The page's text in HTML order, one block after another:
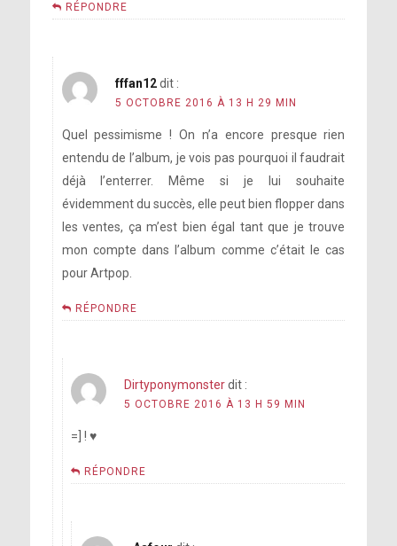
ce qu’est Joanne. C’est quelqu’un qui
RÉPONDRE
fffan12 dit :
5 OCTOBRE 2016 À 13 H 29 MIN
Quel pessimisme ! On n’a encore presque rien
entendu de l’album, je vois pas pourquoi il faudrait
déjà l’enterrer. Même si je lui souhaite
évidemment du succès, elle peut bien flopper dans
les ventes, ça m’est bien égal tant que je trouve
mon compte dans l’album comme c’était le cas
pour Artpop.
RÉPONDRE
Dirtyponymonsterdit :
5 OCTOBRE 2016 À 13 H 59 MIN
=] ! ♥
RÉPONDRE